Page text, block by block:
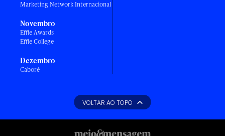
Marketing Network Internacional
Novembro
Effie Awards
Effie College
Dezembro
Caboré
VOLTAR AO TOPO